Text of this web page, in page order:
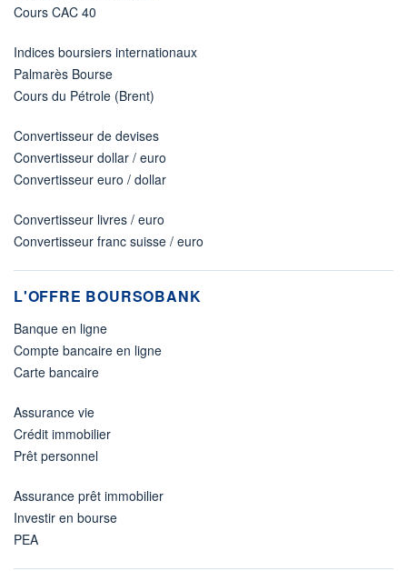
Cours CAC 40
Indices boursiers internationaux
Palmarès Bourse
Cours du Pétrole (Brent)
Convertisseur de devises
Convertisseur dollar / euro
Convertisseur euro / dollar
Convertisseur livres / euro
Convertisseur franc suisse / euro
L'OFFRE BOURSOBANK
Banque en ligne
Compte bancaire en ligne
Carte bancaire
Assurance vie
Crédit immobilier
Prêt personnel
Assurance prêt immobilier
Investir en bourse
PEA